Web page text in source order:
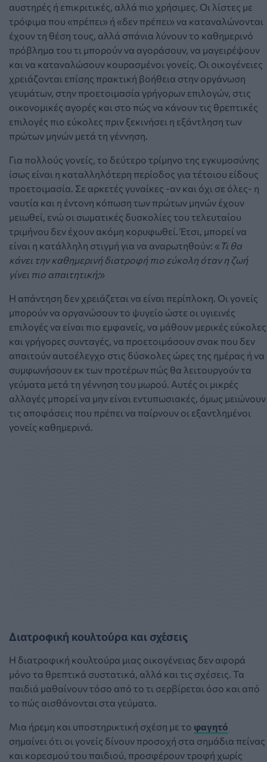
αυστηρές ή επικριτικές, αλλά πιο χρήσιμες. Οι λίστες με
τρόφιμα που «πρέπει» ή «δεν πρέπει» να καταναλώνονται
έχουν τη θέση τους, αλλά σπάνια λύνουν το καθημερινό
πρόβλημα του τι μπορούν να αγοράσουν, να μαγειρέψουν
και να καταναλώσουν κουρασμένοι γονείς. Οι οικογένειες
χρειάζονται επίσης πρακτική βοήθεια στην οργάνωση
γευμάτων, στην προετοιμασία γρήγορων επιλογών, στις
οικονομικές αγορές και στο πώς να κάνουν τις θρεπτικές
επιλογές πιο εύκολες πριν ξεκινήσει η εξάντληση των
πρώτων μηνών μετά τη γέννηση.
Για πολλούς γονείς, το δεύτερο τρίμηνο της εγκυμοσύνης
ίσως είναι η καταλληλότερη περίοδος για τέτοιου είδους
προετοιμασία. Σε αρκετές γυναίκες -αν και όχι σε όλες- η
ναυτία και η έντονη κόπωση των πρώτων μηνών έχουν
μειωθεί, ενώ οι σωματικές δυσκολίες του τελευταίου
τριμήνου δεν έχουν ακόμη κορυφωθεί. Έτσι, μπορεί να
είναι η κατάλληλη στιγμή για να αναρωτηθούν: « Τι θα
κάνει την καθημερινή διατροφή πιο εύκολη όταν η ζωή
γίνει πιο απαιτητική;»
Η απάντηση δεν χρειάζεται να είναι περίπλοκη. Οι γονείς
μπορούν να οργανώσουν το ψυγείο ώστε οι υγιεινές
επιλογές να είναι πιο εμφανείς, να μάθουν μερικές εύκολες
και γρήγορες συνταγές, να προετοιμάσουν σνακ που δεν
απαιτούν αυτοέλεγχο στις δύσκολες ώρες της ημέρας ή να
συμφωνήσουν εκ των προτέρων πώς θα λειτουργούν τα
γεύματα μετά τη γέννηση του μωρού. Αυτές οι μικρές
αλλαγές μπορεί να μην είναι εντυπωσιακές, όμως μειώνουν
τις αποφάσεις που πρέπει να παίρνουν οι εξαντλημένοι
γονείς καθημερινά.
Διατροφική κουλτούρα και σχέσεις
Η διατροφική κουλτούρα μιας οικογένειας δεν αφορά
μόνο τα θρεπτικά συστατικά, αλλά και τις σχέσεις. Τα
παιδιά μαθαίνουν τόσο από το τι σερβίρεται όσο και από
το πώς αισθάνονται στα γεύματα.
Μια ήρεμη και υποστηρικτική σχέση με το φαγητό
σημαίνει ότι οι γονείς δίνουν προσοχή στα σημάδια πείνας
και κορεσμού του παιδιού, προσφέρουν τροφή χωρίς